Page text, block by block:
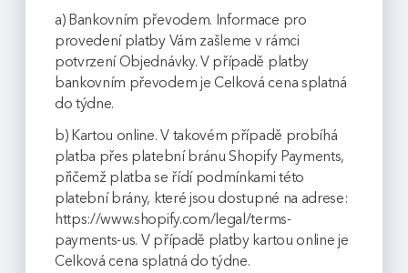
a) Bankovním převodem. Informace pro
provedení platby Vám zašleme v rámci
potvrzení Objednávky. V případě platby
bankovním převodem je Celková cena splatná
do týdne.
b) Kartou online. V takovém případě probíhá
platba přes platební bránu Shopify Payments,
přičemž platba se řídí podmínkami této
platební brány, které jsou dostupné na adrese:
https://www.shopify.com/legal/terms-
payments-us. V případě platby kartou online je
Celková cena splatná do týdne.